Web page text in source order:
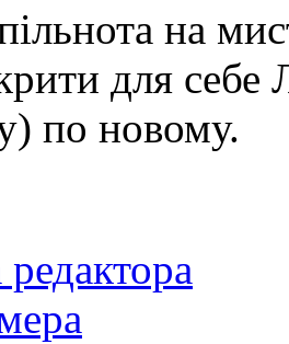
на
для
по новому.